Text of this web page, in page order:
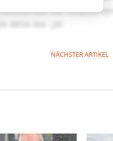
NÄCHSTER ARTIKEL